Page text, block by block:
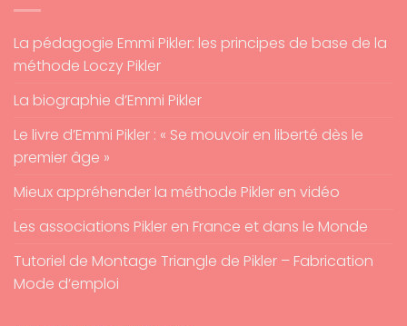
La pédagogie Emmi Pikler: les principes de base de la
méthode Loczy Pikler
La biographie d’Emmi Pikler
Le livre d’Emmi Pikler : « Se mouvoir en liberté dès le
premier âge »
Mieux appréhender la méthode Pikler en vidéo
Les associations Pikler en France et dans le Monde
Tutoriel de Montage Triangle de Pikler – Fabrication
Mode d’emploi